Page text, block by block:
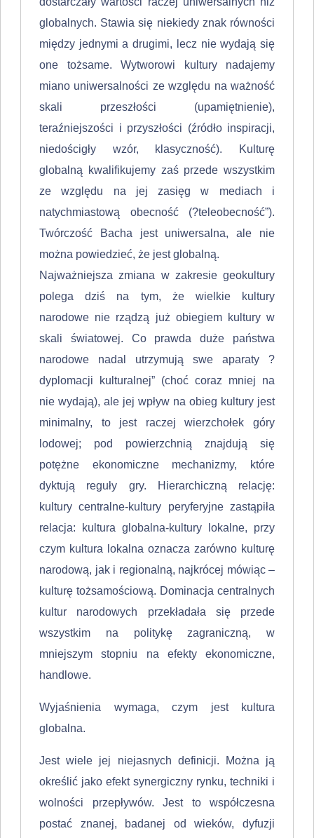
globalnych. Stawia się niekiedy znak równości
między jednymi a drugimi, lecz nie wydają się
one tożsame. Wytworowi kultury nadajemy
miano uniwersalności ze względu na ważność
skali przeszłości (upamiętnienie),
teraźniejszości i przyszłości (źródło inspiracji,
niedościgły wzór, klasyczność). Kulturę
globalną kwalifikujemy zaś przede wszystkim
ze względu na jej zasięg w mediach i
natychmiastową obecność (?teleobecność”).
Twórczość Bacha jest uniwersalna, ale nie
można powiedzieć, że jest globalną.
Najważniejsza zmiana w zakresie geokultury
polega dziś na tym, że wielkie kultury
narodowe nie rządzą już obiegiem kultury w
skali światowej. Co prawda duże państwa
narodowe nadal utrzymują swe aparaty ?
dyplomacji kulturalnej” (choć coraz mniej na
nie wy­dają), ale jej wpływ na obieg kultury jest
minimalny, to jest raczej wierzchołek góry
lodowej; pod powierzchnią znajdują się
potężne ekonomiczne mechani­zmy, które
dyktują reguły gry. Hierarchiczną relację:
kultury centralne-kultury peryferyjne zastąpiła
relacja: kultura globalna-kultury lokalne, przy
czym kul­tura lokalna oznacza zarówno kulturę
narodową, jak i regionalną, najkrócej mówiąc –
kulturę tożsamościową. Dominacja centralnych
kultur narodowych przekładała się przede
wszystkim na politykę zagraniczną, w
mniejszym stop­niu na efekty ekonomiczne,
handlowe.
Wyjaśnienia wymaga, czym jest kultura
globalna.
Jest wiele jej niejasnych definicji. Można ją
określić jako efekt synergiczny rynku, techniki i
wolności przepływów. Jest to współczesna
postać znanej, ba­danej od wieków, dyfuzji